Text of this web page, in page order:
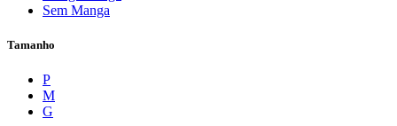
Sem Manga
Tamanho
P
M
G